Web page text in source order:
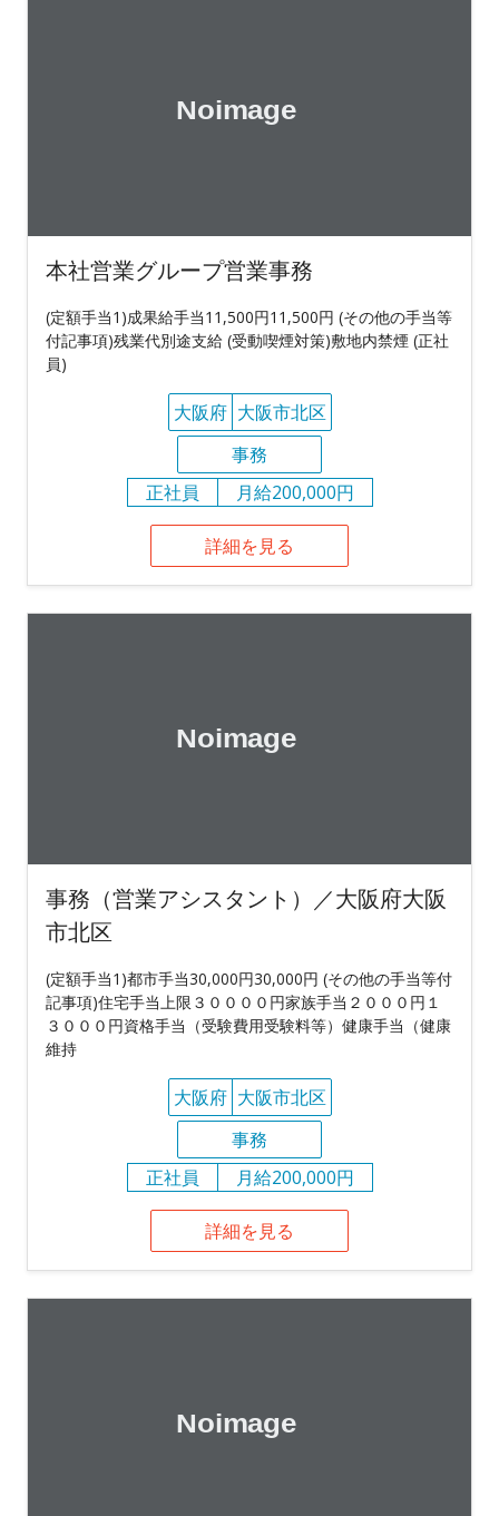
本社営業グループ営業事務
(定額手当1)成果給手当11,500円11,500円 (その他の手当等
付記事項)残業代別途支給 (受動喫煙対策)敷地内禁煙 (正社
員)
大阪府 大阪市北区
事務
正社員
月給200,000円
詳細を見る
事務（営業アシスタント）／大阪府大阪
市北区
(定額手当1)都市手当30,000円30,000円 (その他の手当等付
記事項)住宅手当上限３００００円家族手当２０００円１
３０００円資格手当（受験費用受験料等）健康手当（健康
維持
大阪府 大阪市北区
事務
正社員
月給200,000円
詳細を見る